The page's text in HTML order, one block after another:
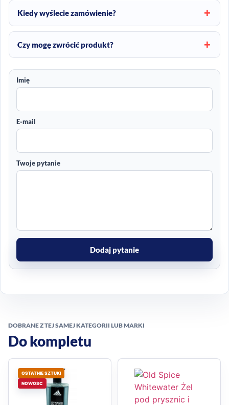
Kiedy wyślecie zamówienie?
Czy mogę zwrócić produkt?
Imię
E-mail
Twoje pytanie
Dodaj pytanie
DOBRANE Z TEJ SAMEJ KATEGORII LUB MARKI
Do kompletu
OSTATNIE SZTUKI
NOWOSC